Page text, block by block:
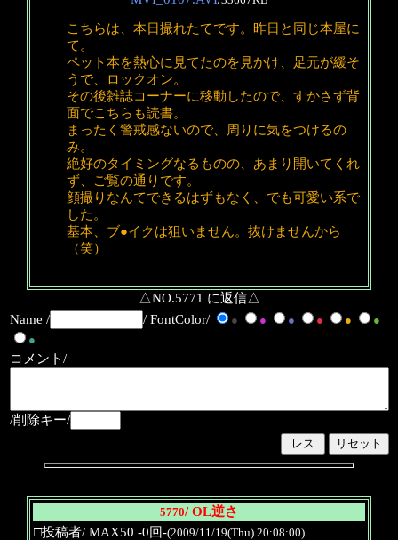
こちらは、本日撮れたてです。昨日と同じ本屋に
て。
ペット本を熱心に見てたのを見かけ、足元が緩そ
うで、ロックオン。
その後雑誌コーナーに移動したので、すかさず背
面でこちらも読書。
まったく警戒感ないので、周りに気をつけるの
み。
絶好のタイミングなるものの、あまり開いてくれ
ず、ご覧の通りです。
顔撮りなんてできるはずもなく、でも可愛い系で
した。
基本、ブ●イクは狙いません。抜けませんから
（笑）
△NO.5771 に返信△
Name /
/ FontColor/ ● ● ● ● ●
●
●
コメント/
/削除キー/
5770/ OL逆さ
□投稿者/ MAX50 -0回-(2009/11/19(Thu) 20:08:00)